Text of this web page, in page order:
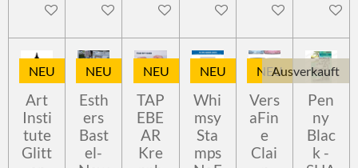
Bei Verfügbarkeit benachrichtigen
In den WarenkorbIn den WarenkorbIn den WarenkorbBei Verfügbarkeit
In den
NEU
Art
Insti
tute
Glitt
NEU
Esth
ers
Bast
el-
NEU
TAP
EBE
AR
Kre
NEU
Whi
msy
Sta
mps
NEU
Vers
aFin
e
Clai
Ausverkauft
Pen
ny
Blac
k -